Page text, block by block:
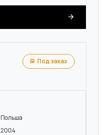
Под заказ
Польша
2004